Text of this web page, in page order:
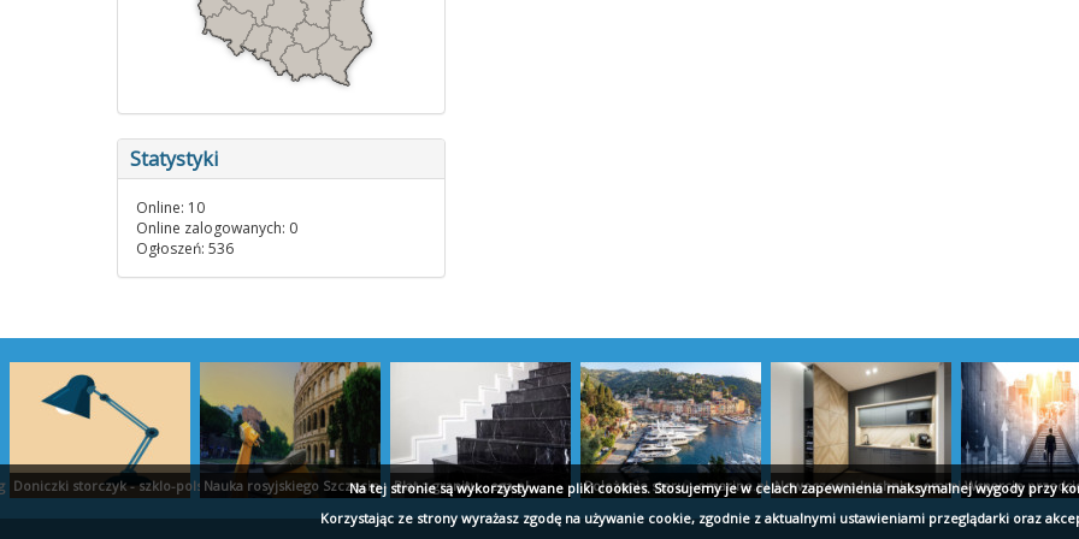
Statystyki
Online: 10
Online zalogowanych: 0
Ogłoszeń: 536
kredytowych
Doniczki storczyk - szklo-polskie.plNauka rosyjskiego Szczecin - wladca-jezykow.pl
Blat z granitu - ega.pl Położenie steru - emarine.pl Nowoczesna kuchnia - emmi.plWsparcie
Na tej stronie są wykorzystywane pliki cookies. Stosujemy je w celach zapewnienia maksymalnej wygody przy
Korzystając ze strony wyrażasz zgodę na używanie cookie, zgodnie z aktualnymi ustawieniami przeglądarki oraz